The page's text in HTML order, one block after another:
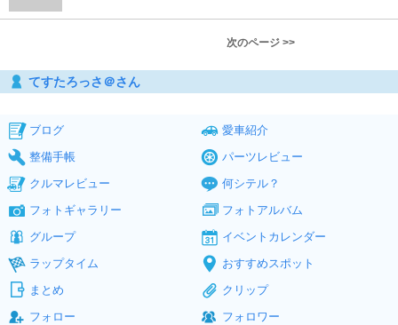
次のページ >>
てすたろっさ＠さん
ブログ
愛車紹介
整備手帳
パーツレビュー
クルマレビュー
何シテル？
フォトギャラリー
フォトアルバム
グループ
イベントカレンダー
ラップタイム
おすすめスポット
まとめ
クリップ
フォロー
フォロワー